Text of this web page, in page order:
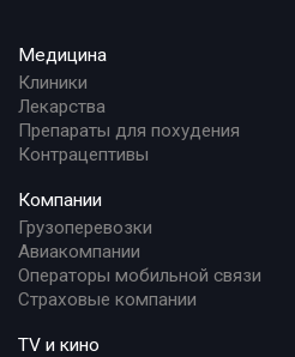
Медицина
Клиники
Лекарства
Препараты для похудения
Контрацептивы
Компании
Грузоперевозки
Авиакомпании
Операторы мобильной связи
Страховые компании
TV и кино